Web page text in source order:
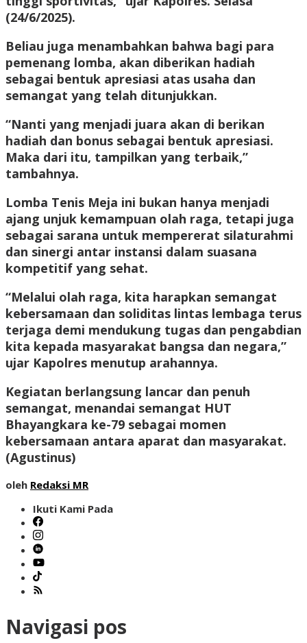
(24/6/2025).
Beliau juga menambahkan bahwa bagi para
pemenang lomba, akan diberikan hadiah
sebagai bentuk apresiasi atas usaha dan
semangat yang telah ditunjukkan.
“Nanti yang menjadi juara akan di berikan
hadiah dan bonus sebagai bentuk apresiasi.
Maka dari itu, tampilkan yang terbaik,”
tambahnya.
Lomba Tenis Meja ini bukan hanya menjadi
ajang unjuk kemampuan olah raga, tetapi juga
sebagai sarana untuk mempererat silaturahmi
dan sinergi antar instansi dalam suasana
kompetitif yang sehat.
“Melalui olah raga, kita harapkan semangat
kebersamaan dan soliditas lintas lembaga terus
terjaga demi mendukung tugas dan pengabdian
kita kepada masyarakat bangsa dan negara,”
ujar Kapolres menutup arahannya.
Kegiatan berlangsung lancar dan penuh
semangat, menandai semangat HUT
Bhayangkara ke-79 sebagai momen
kebersamaan antara aparat dan masyarakat.
(Agustinus)
oleh Redaksi MR
Ikuti Kami Pada
Navigasi pos